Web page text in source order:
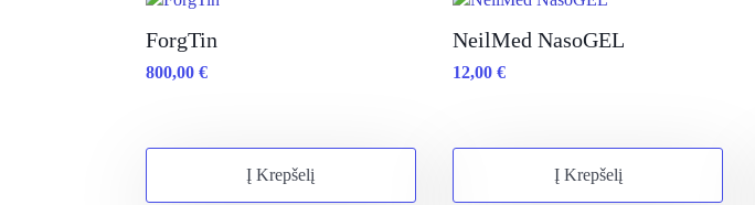
ForgTin
800,00 €
Į Krepšelį
NeilMed NasoGEL
12,00€
Į Krepšelį